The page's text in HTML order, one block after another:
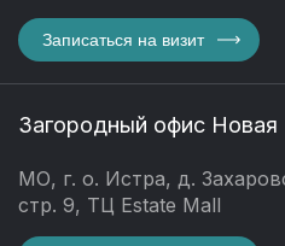
Записаться на визит
Загородный офис Новая
МО, г. о. Истра, д.
стр. 9, ТЦ Estate Mall